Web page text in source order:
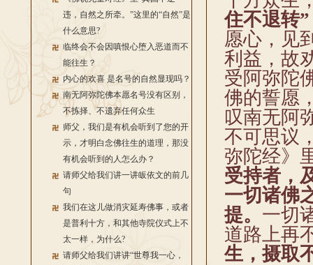
违，自然之所牵。”这里的“自然”是
什么意思?
临终会不会因嗔恨心堕入恶道而不
能往生？
内心的欢喜 是名号的自然显现吗？
南无阿弥陀佛本愿名号没有区别，
不拣择、不遗弃任何众生
师父，我们是有机会听到了您的开
示，才明白念佛往生的道理，那没
有机会听到的人怎么办？
请师父给我们讲一讲皈依文的前几
句
我们在这儿做消灾延寿佛事，或者
是普利十方，和其他寺院仪式上不
太一样，为什么?
请师父给我们讲讲“世尊我一心，
住不退转”
愿心，见
利益，故
受阿弥陀
佛的誓愿
叹南无阿
不可思议
弥陀经》
受持者，
一切诸佛
提。 一切
道路上再
生，摄取